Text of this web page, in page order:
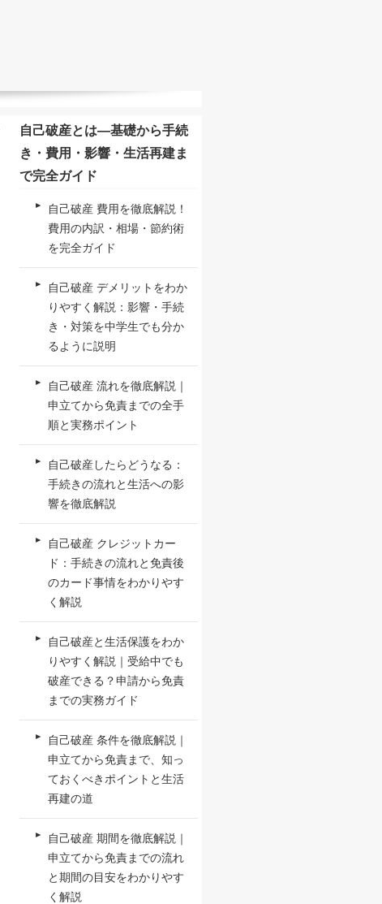
自己破産とは—基礎から手続
き・費用・影響・生活再建ま
で完全ガイド
自己破産 費用を徹底解説！
費用の内訳・相場・節約術
を完全ガイド
自己破産 デメリットをわか
りやすく解説：影響・手続
き・対策を中学生でも分か
るように説明
自己破産 流れを徹底解説｜
申立てから免責までの全手
順と実務ポイント
自己破産したらどうなる：
手続きの流れと生活への影
響を徹底解説
自己破産 クレジットカー
ド：手続きの流れと免責後
のカード事情をわかりやす
く解説
自己破産と生活保護をわか
りやすく解説｜受給中でも
破産できる？申請から免責
までの実務ガイド
自己破産 条件を徹底解説｜
申立てから免責まで、知っ
ておくべきポイントと生活
再建の道
自己破産 期間を徹底解説｜
申立てから免責までの流れ
と期間の目安をわかりやす
く解説